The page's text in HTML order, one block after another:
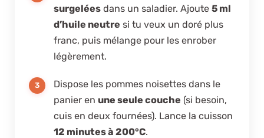
surgelées dans un saladier. Ajoute 5 ml
d’huile neutre si tu veux un doré plus
franc, puis mélange pour les enrober
légèrement.
Dispose les pommes noisettes dans le
panier en une seule couche (si besoin,
cuis en deux fournées). Lance la cuisson
12 minutes à 200°C.